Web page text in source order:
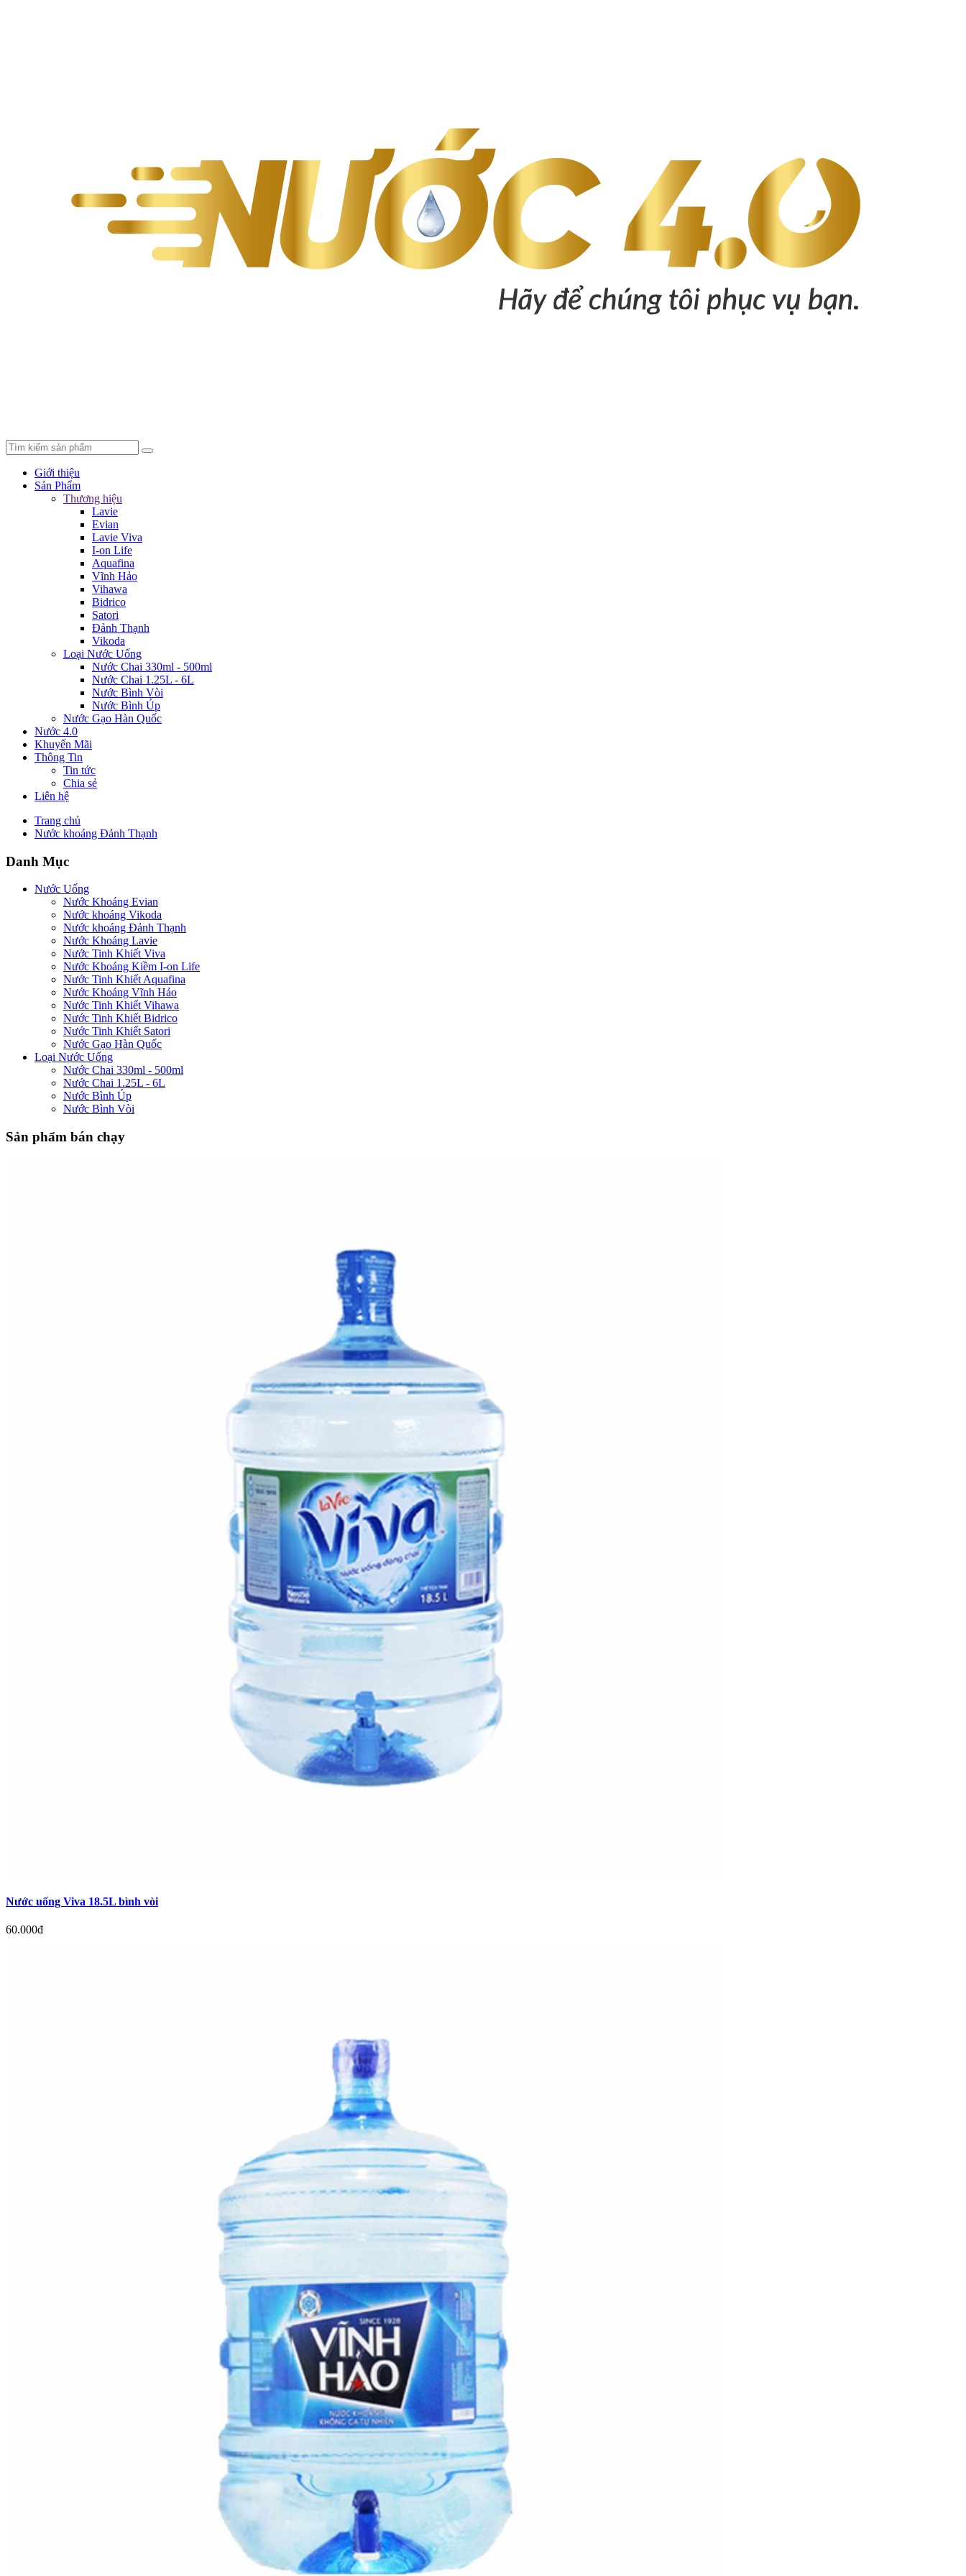
Giới thiệu
Sản Phẩm
Thương hiệu
Lavie
Evian
Lavie Viva
I-on Life
Aquafina
Vĩnh Hảo
Vihawa
Bidrico
Satori
Đảnh Thạnh
Vikoda
Loại Nước Uống
Nước Chai 330ml - 500ml
Nước Chai 1.25L - 6L
Nước Bình Vòi
Nước Bình Úp
Nước Gạo Hàn Quốc
Nước 4.0
Khuyến Mãi
Thông Tin
Tin tức
Chia sẻ
Liên hệ
Trang chủ
Nước khoáng Đảnh Thạnh
Danh Mục
Nước Uống
Nước Khoáng Evian
Nước khoáng Vikoda
Nước khoáng Đảnh Thạnh
Nước Khoáng Lavie
Nước Tinh Khiết Viva
Nước Khoáng Kiềm I-on Life
Nước Tinh Khiết Aquafina
Nước Khoáng Vĩnh Hảo
Nước Tinh Khiết Vihawa
Nước Tinh Khiết Bidrico
Nước Tinh Khiết Satori
Nước Gạo Hàn Quốc
Loại Nước Uống
Nước Chai 330ml - 500ml
Nước Chai 1.25L - 6L
Nước Bình Úp
Nước Bình Vòi
Sản phẩm bán chạy
Nước uống Viva 18.5L bình vòi
60.000đ